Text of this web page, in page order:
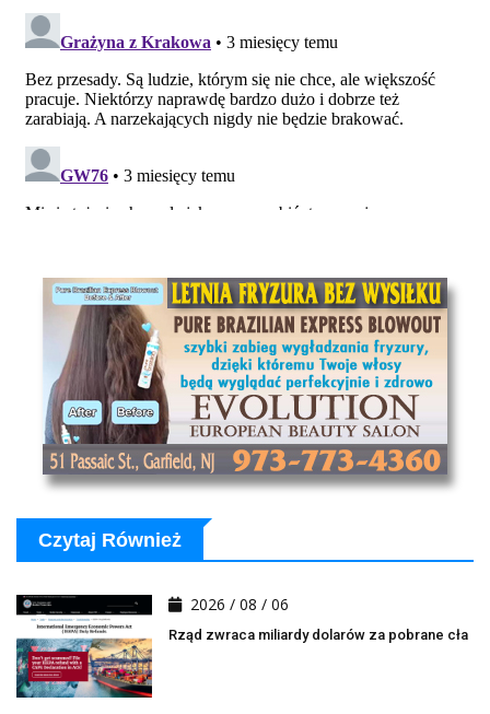
Czytaj Również
2026 / 08 / 06
Rząd zwraca miliardy dolarów za pobrane cła